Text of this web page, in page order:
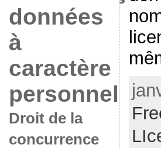
données
à
caractère
personnel
Droit de la
concurrence